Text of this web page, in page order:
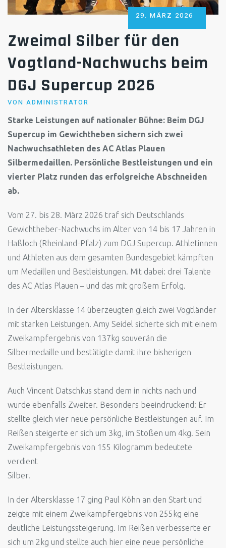
Zweimal Silber für den
Vogtland-Nachwuchs beim
DGJ Supercup 2026
POSTED
ON
29. MÄRZ 2026
VON ADMINISTRATOR
Starke Leistungen auf nationaler Bühne: Beim DGJ
Supercup im Gewichtheben sichern sich zwei
Nachwuchsathleten des AC Atlas Plauen
Silbermedaillen. Persönliche Bestleistungen und ein
vierter Platz runden das erfolgreiche Abschneiden
ab.
Vom 27. bis 28. März 2026 traf sich Deutschlands
Gewichtheber-Nachwuchs im Alter von 14 bis 17 Jahren in
Haßloch (Rheinland-Pfalz) zum DGJ Supercup. Athletinnen
und Athleten aus dem gesamten Bundesgebiet kämpften
um Medaillen und Bestleistungen. Mit dabei: drei Talente
des AC Atlas Plauen – und das mit großem Erfolg.
In der Altersklasse 14 überzeugten gleich zwei Vogtländer
mit starken Leistungen. Amy Seidel sicherte sich mit einem
Zweikampfergebnis von 137kg souverän die
Silbermedaille und bestätigte damit ihre bisherigen
Bestleistungen.
Auch Vincent Datschkus stand dem in nichts nach und
wurde ebenfalls Zweiter. Besonders beeindruckend: Er
stellte gleich vier neue persönliche Bestleistungen auf. Im
Reißen steigerte er sich um 3kg, im Stoßen um 4kg. Sein
Zweikampfergebnis von 155 Kilogramm bedeutete
verdient
Silber.
In der Altersklasse 17 ging Paul Köhn an den Start und
zeigte mit einem Zweikampfergebnis von 255kg eine
deutliche Leistungssteigerung. Im Reißen verbesserte er
sich um 2kg und stellte auch hier eine neue persönliche